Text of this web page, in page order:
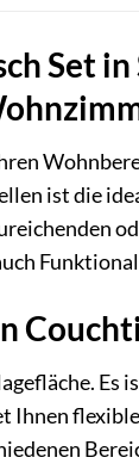
Set
ist die
Ihnen